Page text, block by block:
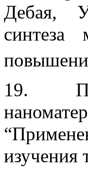
Дебая,
синтеза
19.
изучения